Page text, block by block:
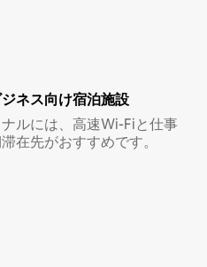
ネ⁠ス⁠向⁠け宿⁠泊⁠施⁠設
ルには、高速Wi-Fiと仕事
在先がおすすめです。